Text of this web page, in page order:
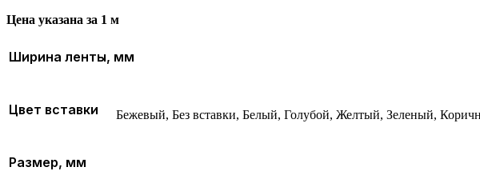
Цена указана за 1 м
Ширина ленты, мм
Цвет вставки Бежевый, Без вставки, Белый, Голубой, Желтый, Зеленый,
Размер, мм